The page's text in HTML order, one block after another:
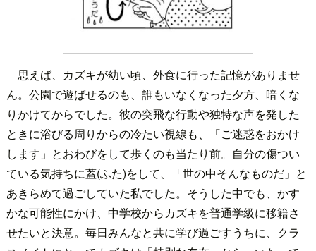
思えば、カズキが幼い頃、外食に行った記憶がありませ
ん。公園で遊ばせるのも、誰もいなくなった夕方、暗くな
りかけてからでした。彼の突飛な行動や独特な声を発した
ときに浴びる周りからの冷たい視線も、「ご迷惑をおかけ
します」とおわびをして歩くのも当たり前。自分の傷つい
ている気持ちに蓋(ふた)をして、「世の中そんなものだ」と
あきらめて過ごしていた私でした。そうした中でも、かす
かな可能性にかけ、中学校からカズキを普通学級に移籍さ
せたいと決意。毎日みんなと共に学び過ごすうちに、クラ